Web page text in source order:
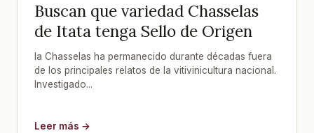
Buscan que variedad Chasselas
de Itata tenga Sello de Origen
la Chasselas ha permanecido durante décadas fuera
de los principales relatos de la vitivinicultura nacional.
Investigado...
Leer más →